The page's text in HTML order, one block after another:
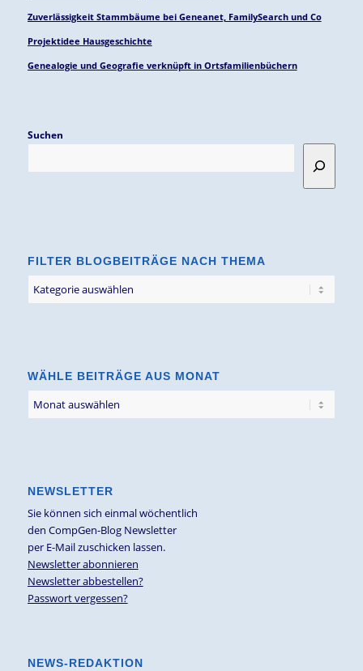
Zuverlässigkeit Stammbäume bei Geneanet, FamilySearch und Co
Projektidee Hausgeschichte
Genealogie und Geografie verknüpft in Ortsfamilienbüchern
Suchen
FILTER BLOGBEITRÄGE NACH THEMA
Blogbeiträge
WÄHLE BEITRÄGE AUS MONAT
NEWSLETTER
Sie können sich einmal wöchentlich
den CompGen-Blog Newsletter
per E-Mail zuschicken lassen.
Newsletter abonnieren
Newsletter abbestellen?
Passwort vergessen?
NEWS-REDAKTION